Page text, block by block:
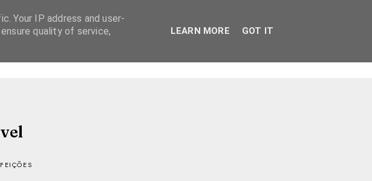
Your IP address and user-
quality of service,
LEARN MORE GOT IT